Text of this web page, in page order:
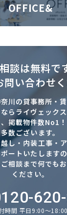
OFFICE&
談は無料で
い合わせく
川の貸事務所・
らライヴェックス
掲載物件数No1
多数ございます。
し・内装工事・
ートいたします
相談まで何でも
ください。
時間 平日9:00～18:00